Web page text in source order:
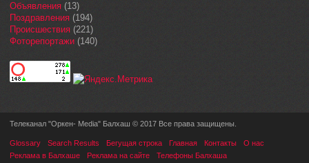
Объявления (13)
Поздравления (194)
Происшествия (221)
Фоторепортажи (140)
Телеканал "Оркен- Media" Балхаш © 2017 Все права защищены.
Glossary Search Results Бегущая строка Главная Контакты
О нас
Реклама в Балхаше
Реклама на сайте Телефоны Балхаша